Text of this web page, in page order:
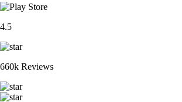
4.5
660k Reviews